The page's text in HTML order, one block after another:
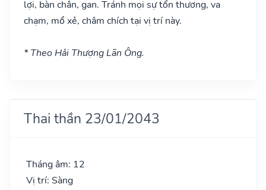
lợi, bàn chân, gan. Tránh mọi sự tổn thương, va
chạm, mổ xẻ, châm chích tại vị trí này.
* Theo Hải Thượng Lãn Ông.
Thai thần 23/01/2043
Tháng âm: 12
Vị trí: Sàng